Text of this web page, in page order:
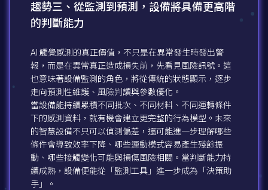
趨勢三、從監測到預測，設備將具備更高階
的判斷能力
AI 觸覺感測的真正價值，不只是在異常發生時發出警
報，而是在異常真正造成損失前，先看見風險訊號。這
也意味著設備監測的角色，將從傳統的狀態顯示，逐步
走向預測性維護、風險判讀與參數優化。
當設備能持續累積不同批次、不同材料、不同運轉條件
下的感測資料，就有機會建立更完整的行為模型。未來
的智慧設備不只可以偵測偏差，還可能進一步理解哪些
條件會導致效率下降、哪些運動模式容易產生殘餘振
動、哪些接觸變化可能與損傷風險相關。當判斷能力持
續成熟，設備便能從「監測工具」進一步成為「決策助
手」。